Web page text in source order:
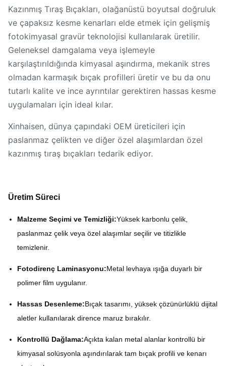
Kazınmış Tıraş Bıçakları, olağanüstü boyutsal doğruluk
ve çapaksız kesme kenarları elde etmek için gelişmiş
fotokimyasal gravür teknolojisi kullanılarak üretilir.
Geleneksel damgalama veya işlemeyle
karşılaştırıldığında kimyasal aşındırma, mekanik stres
olmadan karmaşık bıçak profilleri üretir ve bu da onu
tutarlı kalite ve ince ayrıntılar gerektiren hassas kesme
uygulamaları için ideal kılar.
Xinhaisen, dünya çapındaki OEM üreticileri için
paslanmaz çelikten ve diğer özel alaşımlardan özel
kazınmış tıraş bıçakları tedarik ediyor.
Üretim Süreci
Malzeme Seçimi ve Temizliği:Yüksek karbonlu çelik,
paslanmaz çelik veya özel alaşımlar seçilir ve titizlikle
temizlenir.
Fotodirenç Laminasyonu:Metal levhaya ışığa duyarlı bir
polimer film uygulanır.
Hassas Desenleme:Bıçak tasarımı, yüksek çözünürlüklü dijital
aletler kullanılarak dirence maruz bırakılır.
Kontrollü Dağlama:Açıkta kalan metal alanlar kontrollü bir
kimyasal solüsyonla aşındırılarak tam bıçak profili ve kenarı